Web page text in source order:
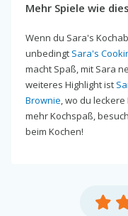
Mehr Spiele wie
Wenn du Sara's
unbedingt Sara's
macht Spaß, mit Sara
weiteres Highlight ist
Brownie, wo du
mehr Kochspaß,
beim Kochen!